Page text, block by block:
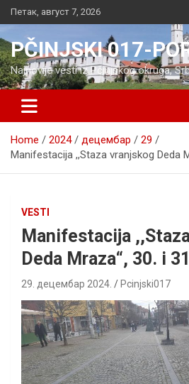
Skip
to
content
Петак, август 7, 2026
PČINJSKI 017-
Najnovije vesti iz Pčinjskog okruga,
Home 2024 децембар
29
Manifestacija ,,Staza vranjskog Deda
VESTI
Manifestacija
Deda Mraza“, 30. i
29. децембар 2024. Pcinjski017